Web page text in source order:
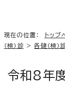
現在の位置： トップ
（検）診>各健（検）
令和8年